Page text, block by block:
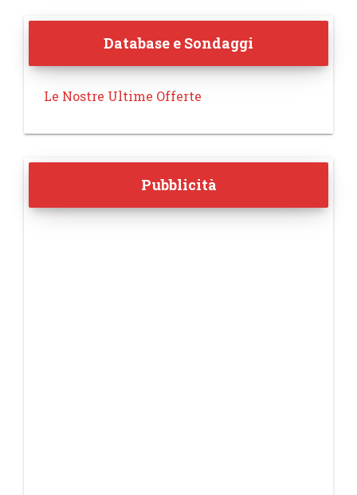
Database e Sondaggi
Le Nostre Ultime Offerte
Pubblicità